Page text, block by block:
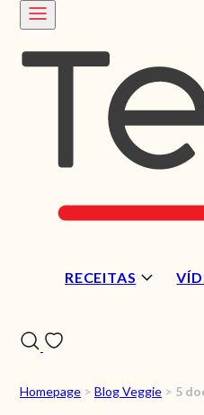
RECEITAS
Homepage > Blog Veggie > 5